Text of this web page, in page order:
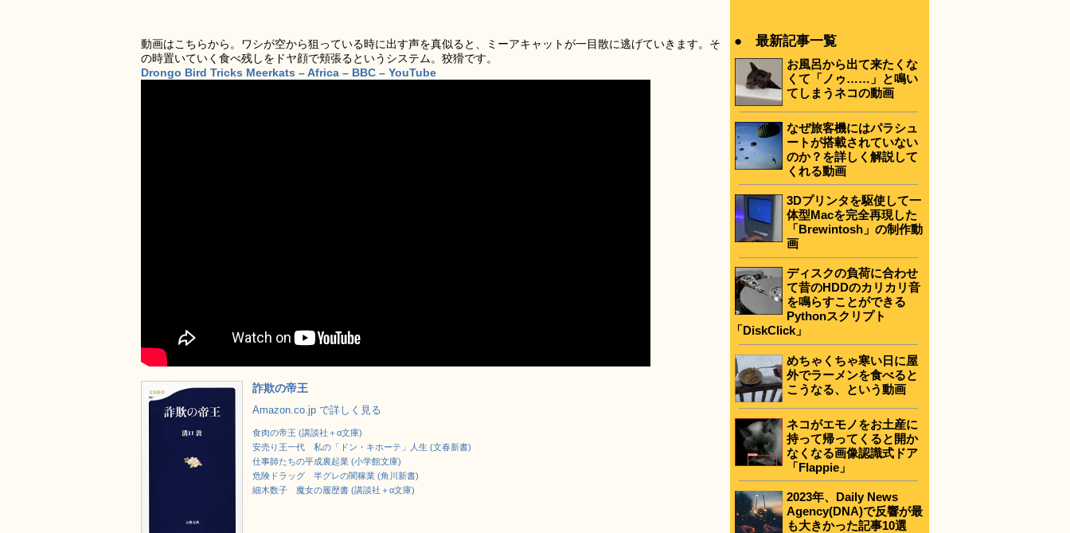
動画はこちらから。ワシが空から狙っている時に出す声を真似ると、ミーアキャットが一目散に逃げていきます。そ
の時置いていく食べ残しをドヤ顔で頬張るというシステム。狡猾です。
Drongo Bird Tricks Meerkats – Africa – BBC – YouTube
詐欺の帝王
Amazon.co.jp で詳しく見る
食肉の帝王 (講談社＋α文庫)
安売り王一代 私の「ドン・キホーテ」人生 (文春新書)
仕事師たちの平成裏起業 (小学館文庫)
危険ドラッグ 半グレの闇稼業 (角川新書)
細木数子 魔女の履歴書 (講談社＋α文庫)
● 最新記事一覧
お風呂から出て来たくな
くて「ノゥ……」と鳴い
てしまうネコの動画
なぜ旅客機にはパラシュ
ートが搭載されていない
のか？を詳しく解説して
くれる動画
3Dプリンタを駆使して一
体型Macを完全再現した
「Brewintosh」の制作動
画
ディスクの負荷に合わせ
て昔のHDDのカリカリ音
を鳴らすことができる
Pythonスクリプト
「DiskClick」
めちゃくちゃ寒い日に屋
外でラーメンを食べると
こうなる、という動画
ネコがエモノをお土産に
持って帰ってくると開か
なくなる画像認識式ドア
「Flappie」
2023年、Daily News
Agency(DNA)で反響が最
も大きかった記事10選